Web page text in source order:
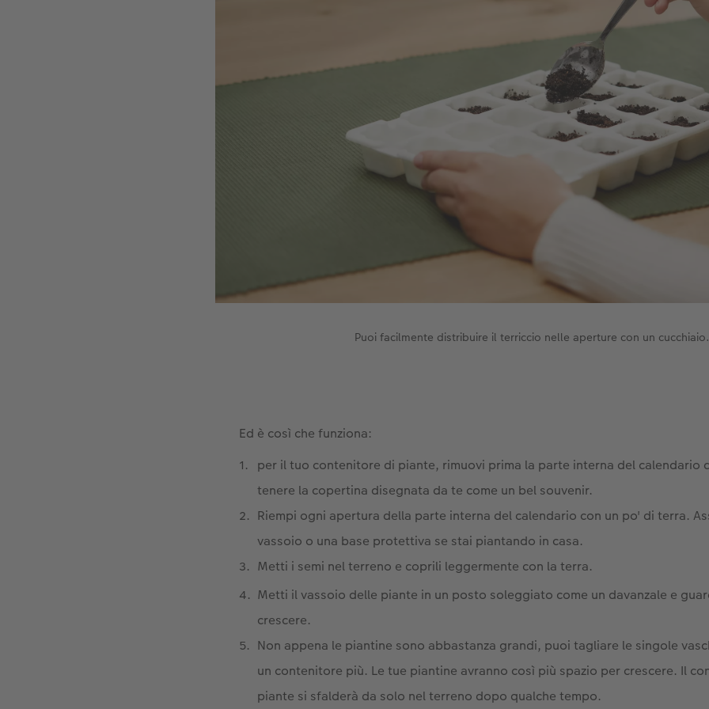
Puoi facilmente distribuire il terriccio nelle aperture con un cucchiaio.
Ed è così che funziona:
per il tuo contenitore di piante, rimuovi prima la parte interna del calendario
tenere la copertina disegnata da te come un bel souvenir.
Riempi ogni apertura della parte interna del calendario con un po' di terra.
vassoio o una base protettiva se stai piantando in casa.
Metti i semi nel terreno e coprili leggermente con la terra.
Metti il vassoio delle piante in un posto soleggiato come un davanzale e
crescere.
Non appena le piantine sono abbastanza grandi, puoi tagliare le singole
un contenitore più. Le tue piantine avranno così più spazio per crescere. Il
piante si sfalderà da solo nel terreno dopo qualche tempo.